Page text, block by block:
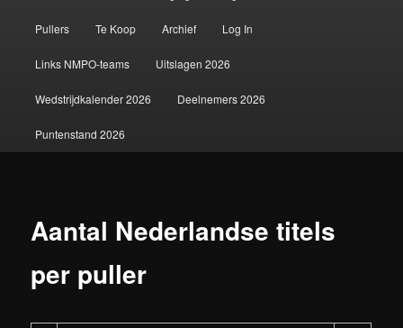
Pullers Te Koop Archief Log In
Links NMPO-teams Uitslagen 2026
Wedstrijdkalender 2026 Deelnemers 2026
Puntenstand 2026
Aantal Nederlandse titels
per puller